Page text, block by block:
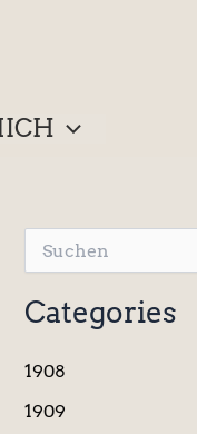
u
c
h
n
a
Categories
1908
1909